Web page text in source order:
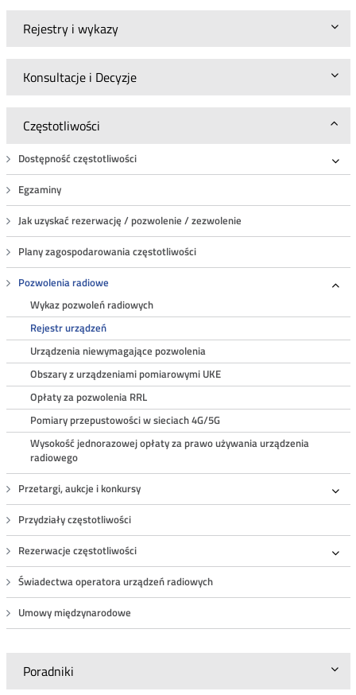
Rejestry i wykazy
Konsultacje i Decyzje
Częstotliwości
Dostępność częstotliwości
Egzaminy
Jak uzyskać rezerwację / pozwolenie / zezwolenie
Plany zagospodarowania częstotliwości
Pozwolenia radiowe
Wykaz pozwoleń radiowych
Rejestr urządzeń
Urządzenia niewymagające pozwolenia
Obszary z urządzeniami pomiarowymi UKE
Opłaty za pozwolenia RRL
Pomiary przepustowości w sieciach 4G/5G
Wysokość jednorazowej opłaty za prawo używania urządzenia
radiowego
Przetargi, aukcje i konkursy
Przydziały częstotliwości
Rezerwacje częstotliwości
Świadectwa operatora urządzeń radiowych
Umowy międzynarodowe
Poradniki